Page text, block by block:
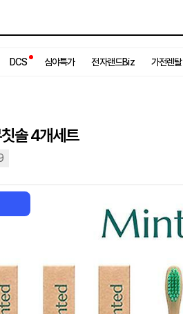
DCS 심야특가 전자랜드Biz 가전렌탈
솔 4개세트